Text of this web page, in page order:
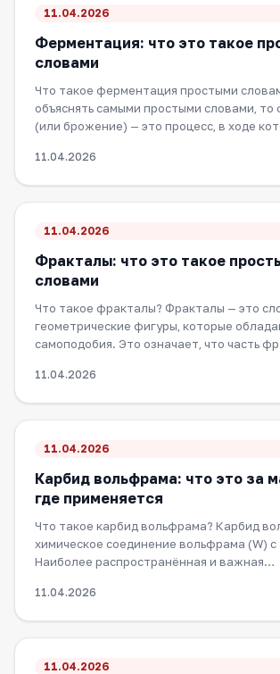
11.04.2026
Ферментация: что это такое
словами
Что такое ферментация простыми
объяснять самыми простыми словами,
(или брожение) — это процесс, в ходе
11.04.2026
11.04.2026
Фракталы: что это такое
словами
Что такое фракталы? Фракталы — это
геометрические фигуры, которые
самоподобия. Это означает, что часть
11.04.2026
11.04.2026
Карбид вольфрама: что это за
где применяется
Что такое карбид вольфрама? Карбид
химическое соединение вольфрама (W) с
Наиболее распространённая и важная…
11.04.2026
11.04.2026